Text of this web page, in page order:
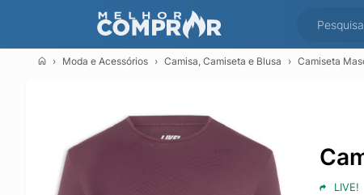
Moda e Acessórios Camisa, Camiseta e Blusa Camiseta
LIVE!